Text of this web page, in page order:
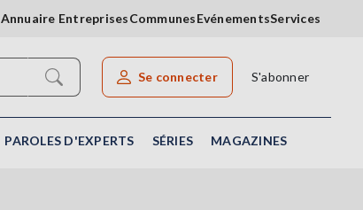
Annuaire EntreprisesCommunesEvénementsServices
Rechercher un article
Se connecter S'abonner
PAROLES D'EXPERTS SÉRIES MAGAZINES